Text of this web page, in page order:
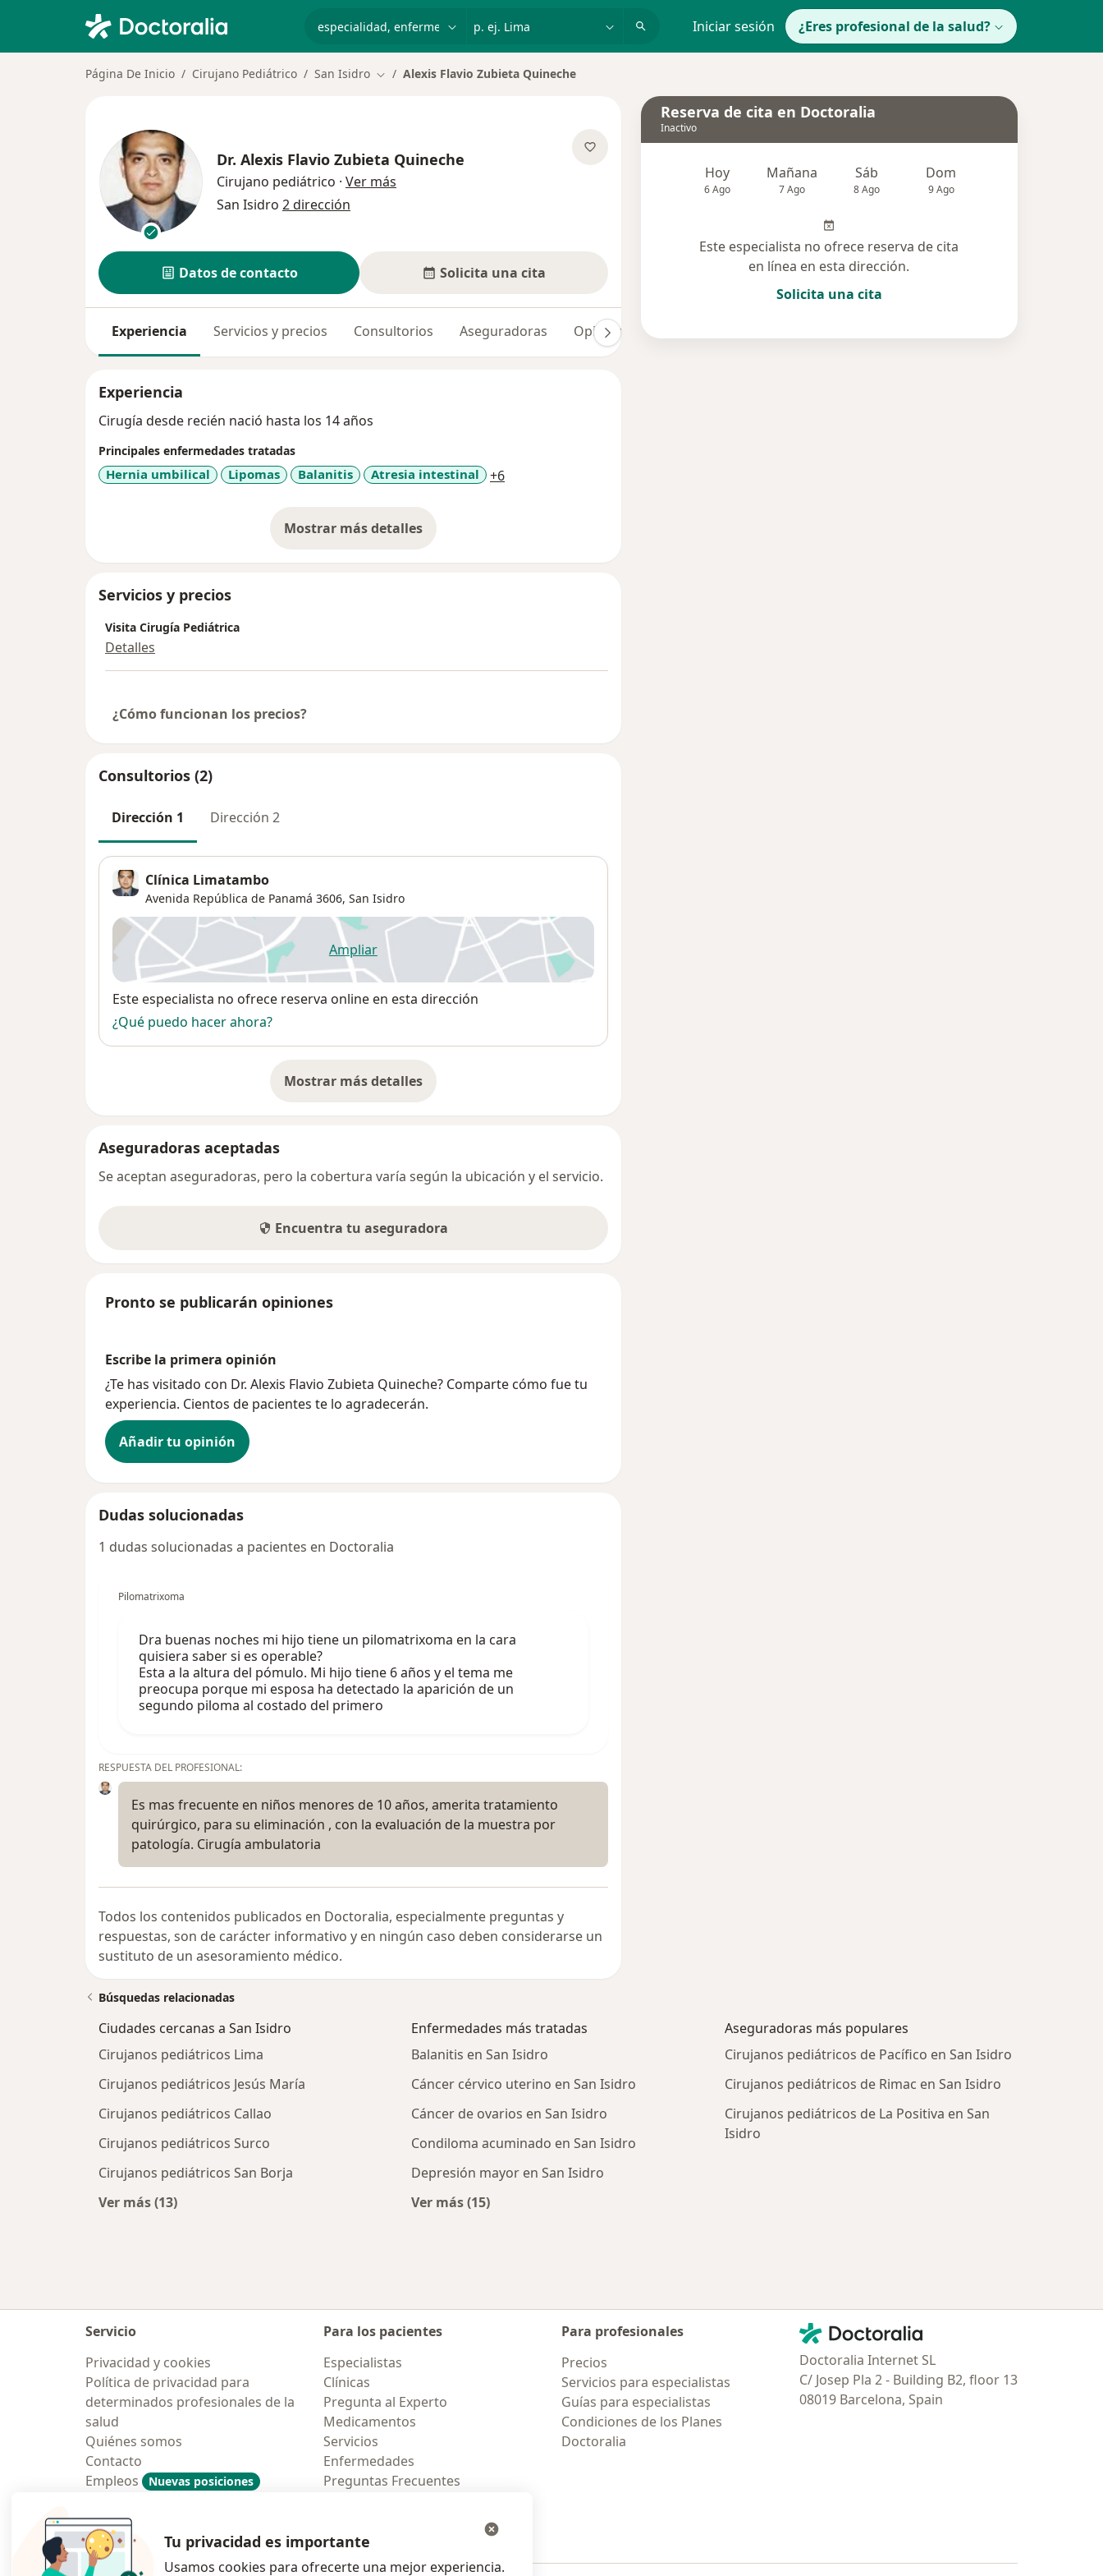
Iniciar sesión ¿Eres profesional de la salud?
Página De Inicio Cirujano Pediátrico San Isidro Cambiar de ciudad
Alexis Flavio Zubieta Quineche
Dr. Alexis Flavio Zubieta Quineche
Cirujano pediátrico · Ver más
San Isidro 2 dirección
Datos de contacto Solicita una cita
Experiencia Servicios y precios Consultorios Aseguradoras Opiniones
Experiencia
Cirugía desde recién nació hasta los 14 años
Principales enfermedades tratadas
Hernia umbilical Lipomas Balanitis Atresia intestinal +6a11y_sr_more_diseases
Mostrar más detalles
sobre la experiencia
Servicios y precios
Visita Cirugía Pediátrica
Detalles
¿Cómo funcionan los precios?
Consultorios (2)
Dirección 1 Dirección 2
Clínica Limatambo
Avenida República de Panamá 3606, San Isidro
Ampliarse abre en una nueva pestaña
Disponibilidad
Este especialista no ofrece reserva online en esta dirección
¿Qué puedo hacer ahora?
Mostrar más detalles
sobre la dirección
Aseguradoras aceptadas
Se aceptan aseguradoras, pero la cobertura varía según la ubicación y el servicio.
Encuentra tu aseguradora
Pronto se publicarán opiniones
Escribe la primera opinión
¿Te has visitado con Dr. Alexis Flavio Zubieta Quineche? Comparte cómo fue tu
experiencia. Cientos de pacientes te lo agradecerán.
Añadir tu opinión
Dudas solucionadas
1 dudas solucionadas a pacientes en Doctoralia
Pilomatrixoma
Dra buenas noches mi hijo tiene un pilomatrixoma en la cara
quisiera saber si es operable?
Esta a la altura del pómulo. Mi hijo tiene 6 años y el tema me
preocupa porque mi esposa ha detectado la aparición de un
segundo piloma al costado del primero
RESPUESTA DEL PROFESIONAL:
Es mas frecuente en niños menores de 10 años, amerita tratamiento
quirúrgico, para su eliminación , con la evaluación de la muestra por
patología. Cirugía ambulatoria
Todos los contenidos publicados en Doctoralia, especialmente preguntas y
respuestas, son de carácter informativo y en ningún caso deben considerarse un
sustituto de un asesoramiento médico.
Reserva de cita en Doctoralia
Inactivo
Hoy
6 Ago
Mañana
7 Ago
Sáb
8 Ago
Dom
9 Ago
Este especialista no ofrece reserva de cita
en línea en esta dirección.
Solicita una cita
Búsquedas relacionadas
Ciudades cercanas a San Isidro
Cirujanos pediátricos Lima
Cirujanos pediátricos Jesús María
Cirujanos pediátricos Callao
Cirujanos pediátricos Surco
Cirujanos pediátricos San Borja
Ver más (13)
Enfermedades más tratadas
Balanitis en San Isidro
Cáncer cérvico uterino en San Isidro
Cáncer de ovarios en San Isidro
Condiloma acuminado en San Isidro
Depresión mayor en San Isidro
Ver más (15)
Aseguradoras más populares
Cirujanos pediátricos de Pacífico en San Isidro
Cirujanos pediátricos de Rimac en San Isidro
Cirujanos pediátricos de La Positiva en San
Isidro
Servicio
Privacidad y cookies
Política de privacidad para
determinados profesionales de la
salud
Quiénes somos
Contacto
Empleos
Nuevas posiciones
Contratación
Para los pacientes
Especialistas
Clínicas
Pregunta al Experto
Medicamentos
Servicios
Enfermedades
Preguntas Frecuentes
Para profesionales
Precios
Servicios para especialistas
Guías para especialistas
Condiciones de los Planes
Doctoralia
Contacto
Doctoralia - Página de inicio
Doctoralia Internet SL
C/ Josep Pla 2 - Building B2, floor 13
08019 Barcelona, Spain
Tu privacidad es importante
Usamos cookies para ofrecerte una mejor experiencia.